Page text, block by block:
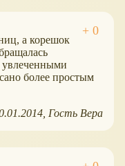
а корешок
увлеченными
более простым
Гость Вера